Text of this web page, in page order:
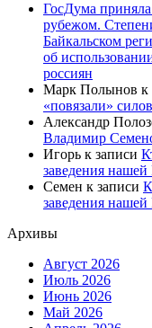
ГосДума
рубежом.
Байкальском
об
россиян
Марк Полынов к
«повязали»
Александр
Владимир
Игорь к записи
заведения
Семен к записи
заведения
Архивы
Август 2026
Июль 2026
Июнь 2026
Май 2026